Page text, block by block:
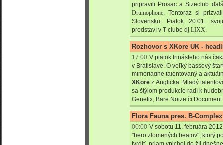
pripravili Prosac a Sizeclub
Drumophone. Tentoraz si
Slovensku. Piatok 20.01.
predstaví v T-clube dj LIXX.
Rozhovor s XKore UK -
17:00 V piatok trinásteho nás
v Bratislave. O veľký bassový
mimoriadne talentovaný a
XKore z Anglicka. Mladý
sa štýlom produkcie radí k
Genetix, Bare Noize či Document
Flora Fauna pres. B-Complex
00:00 V sobotu 11. februára
"hero zlomených beatov", ktorý
tvrdiť, priam vpichol do žíl